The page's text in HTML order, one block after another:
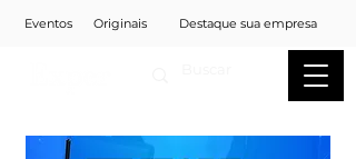
Eventos Originais Destaque sua empresa